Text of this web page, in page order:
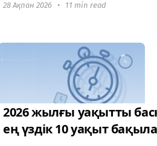
ерекшеліктері мен
тиімді қадағалауға және
28 Ақпан 2026 • 11 min read
2026 жылғы уақытты
ең үздік 10 уақыт